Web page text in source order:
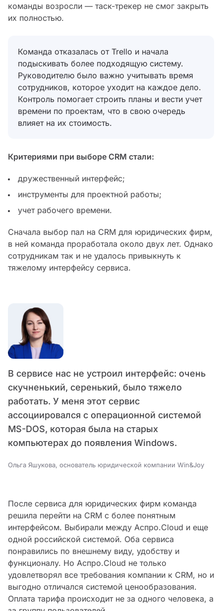
команды возросли — таск-трекер не смог закрыть
их полностью.
Команда отказалась от Trello и начала
подыскивать более подходящую систему.
Руководителю было важно учитывать время
сотрудников, которое уходит на каждое дело.
Контроль помогает строить планы и вести учет
времени по проектам, что в свою очередь
влияет на их стоимость.
Критериями при выборе CRM стали:
дружественный интерфейс;
инструменты для проектной работы;
учет рабочего времени.
Сначала выбор пал на CRM для юридических фирм,
в ней команда проработала около двух лет. Однако
сотрудникам так и не удалось привыкнуть к
тяжелому интерфейсу сервиса.
В сервисе нас не устроил интерфейс: очень
скучненький, серенький, было тяжело
работать. У меня этот сервис
ассоциировался с операционной системой
MS-DOS, которая была на старых
компьютерах до появления Windows.
Ольга Яшукова, основатель юридической компании Win&Joy
После сервиса для юридических фирм команда
решила перейти на CRM с более понятным
интерфейсом. Выбирали между Аспро.Cloud и еще
одной российской системой. Оба сервиса
понравились по внешнему виду, удобству и
функционалу. Но Аспро.Cloud не только
удовлетворял все требования компании к CRM, но и
выгодно отличался системой ценообразования.
Оплата тарифа происходит не за одного человека, а